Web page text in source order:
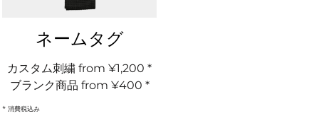
ネームタグ
カスタム刺繍 from ¥1,200 *
ブランク商品 from ¥400 *
* 消費税込み